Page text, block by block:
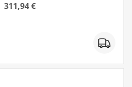
311,94 €